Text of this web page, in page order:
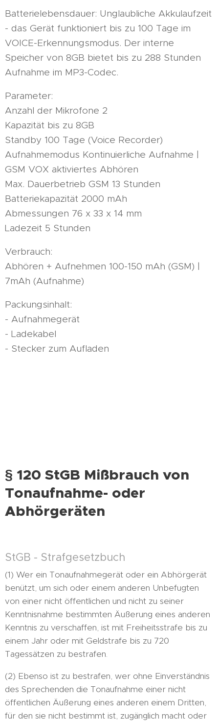
Batterielebensdauer: Unglaubliche Akkulaufzeit
- das Gerät funktioniert bis zu 100 Tage im
VOICE-Erkennungsmodus. Der interne
Speicher von 8GB bietet bis zu 288 Stunden
Aufnahme im MP3-Codec.
Parameter:
Anzahl der Mikrofone 2
Kapazität bis zu 8GB
Standby 100 Tage (Voice Recorder)
Aufnahmemodus Kontinuierliche Aufnahme |
GSM VOX aktiviertes Abhören
Max. Dauerbetrieb GSM 13 Stunden
Batteriekapazität 2000 mAh
Abmessungen 76 x 33 x 14 mm
Ladezeit 5 Stunden
Verbrauch:
Abhören + Aufnehmen 100-150 mAh (GSM) |
7mAh (Aufnahme)
Packungsinhalt:
- Aufnahmegerät
- Ladekabel
- Stecker zum Aufladen
§ 120 StGB Mißbrauch von
Tonaufnahme- oder
Abhörgeräten
StGB - Strafgesetzbuch
(1) Wer ein Tonaufnahmegerät oder ein Abhörgerät
benützt, um sich oder einem anderen Unbefugten
von einer nicht öffentlichen und nicht zu seiner
Kenntnisnahme bestimmten Äußerung eines anderen
Kenntnis zu verschaffen, ist mit Freiheitsstrafe bis zu
einem Jahr oder mit Geldstrafe bis zu 720
Tagessätzen zu bestrafen.
(2) Ebenso ist zu bestrafen, wer ohne Einverständnis
des Sprechenden die Tonaufnahme einer nicht
öffentlichen Äußerung eines anderen einem Dritten,
für den sie nicht bestimmt ist, zugänglich macht oder